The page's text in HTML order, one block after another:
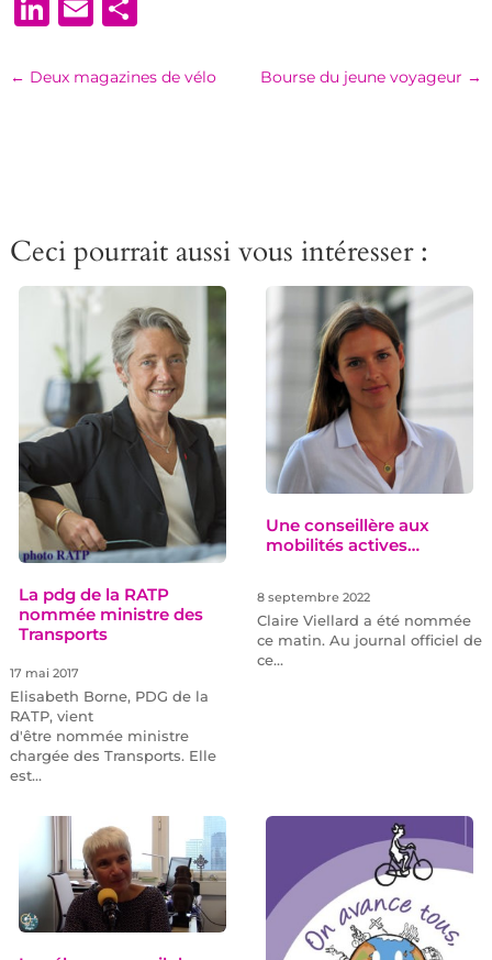
← Deux magazines de vélo Bourse du jeune voyageur →
Ceci pourrait aussi vous intéresser :
La pdg de la RATP
nommée ministre des
Transports
17 mai 2017
Elisabeth Borne, PDG de la
RATP, vient
d'être nommée ministre
chargée des Transports. Elle
est…
Une conseillère aux
mobilités actives…
8 septembre 2022
Claire Viellard a été nommée
ce matin. Au journal officiel de
ce…